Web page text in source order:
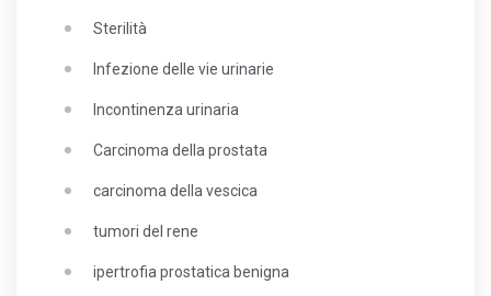
Sterilità
Infezione delle vie urinarie
Incontinenza urinaria
Carcinoma della prostata
carcinoma della vescica
tumori del rene
ipertrofia prostatica benigna